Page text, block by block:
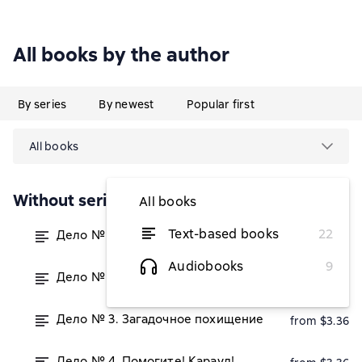
All books by the author
By series By newest Popular first
All books
All books
Text-based books
22
Audiobooks
9
Without series
Дело № 1. Кот без сапог from $3.36
Дело № 2. Исчезновение метлы
Дело № 3. Загадочное похищение from $3.36